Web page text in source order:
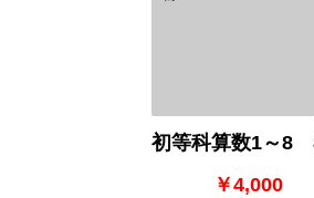
初等科算数1～8
￥4,000